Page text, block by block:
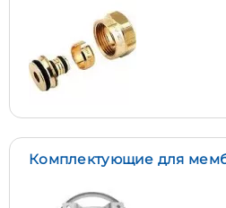
Комплектующие для